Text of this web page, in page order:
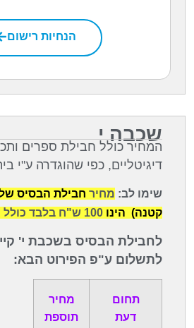
הנחיות רישום
שכבה י
המחיר כולל חבילת ספרים
דיגיטליים, כפי שהוגדרה ע"י
שימו לב: מחיר
קטנה) הינו
לחבילת הבסיס בשכבת י'
לתשלום ע"פ הפירוט הבא:
תחום
דעת
מחיר
תוספת